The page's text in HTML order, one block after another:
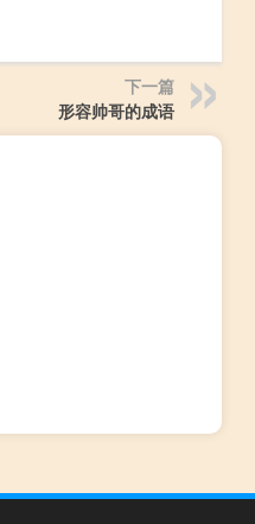
下一篇
形容帅哥的成语